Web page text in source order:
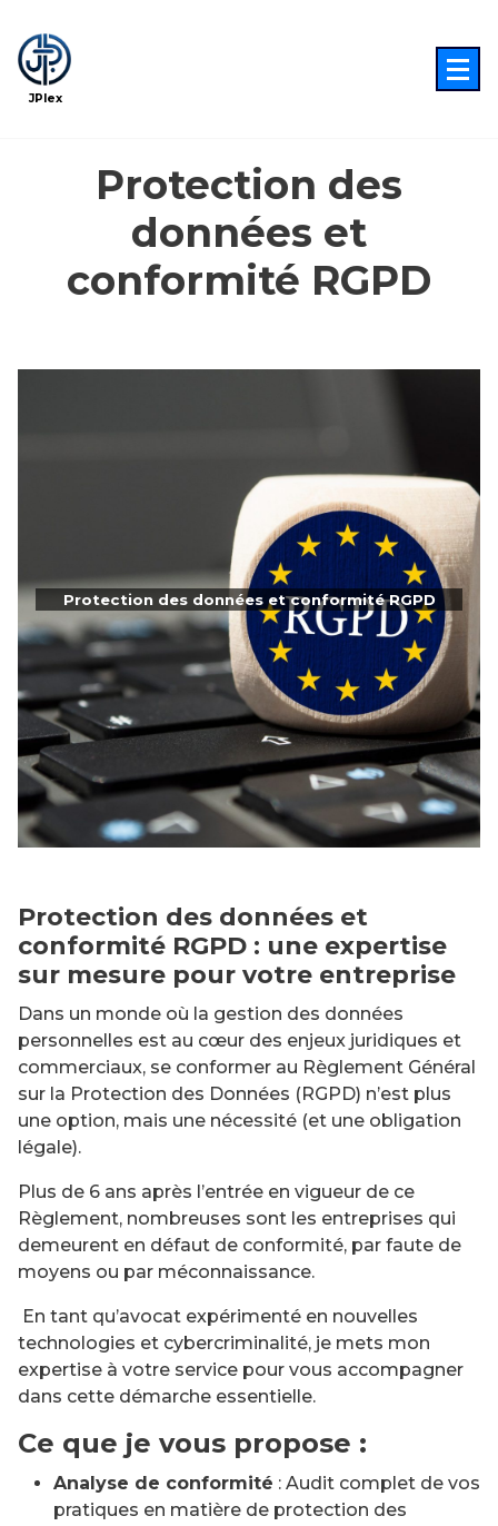
contenu
JPlex
Protection des
données et
conformité RGPD
Protection des données et conformité RGPD
Protection des données et
conformité RGPD : une expertise
sur mesure pour votre entreprise
Dans un monde où la gestion des données
personnelles est au cœur des enjeux juridiques et
commerciaux, se conformer au Règlement Général
sur la Protection des Données (RGPD) n’est plus
une option, mais une nécessité (et une obligation
légale).
Plus de 6 ans après l’entrée en vigueur de ce
Règlement, nombreuses sont les entreprises qui
demeurent en défaut de conformité, par faute de
moyens ou par méconnaissance.
En tant qu’avocat expérimenté en nouvelles
technologies et cybercriminalité, je mets mon
expertise à votre service pour vous accompagner
dans cette démarche essentielle.
Ce que je vous propose :
Analyse de conformité : Audit complet de vos
pratiques en matière de protection des